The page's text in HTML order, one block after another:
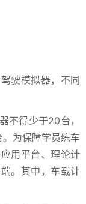
驶模拟器，不同
不得少于20台，
为保障学员练车
用平台、理论计
。其中，车载计